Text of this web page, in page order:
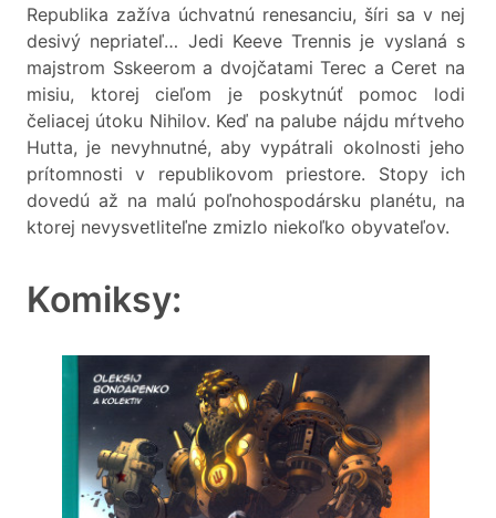
Republika zažíva úchvatnú renesanciu, šíri sa v nej
desivý nepriateľ… Jedi Keeve Trennis je vyslaná s
majstrom Sskeerom a dvojčatami Terec a Ceret na
misiu, ktorej cieľom je poskytnúť pomoc lodi
čeliacej útoku Nihilov. Keď na palube nájdu mŕtveho
Hutta, je nevyhnutné, aby vypátrali okolnosti jeho
prítomnosti v republikovom priestore. Stopy ich
dovedú až na malú poľnohospodársku planétu, na
ktorej nevysvetliteľne zmizlo niekoľko obyvateľov.
Komiksy: